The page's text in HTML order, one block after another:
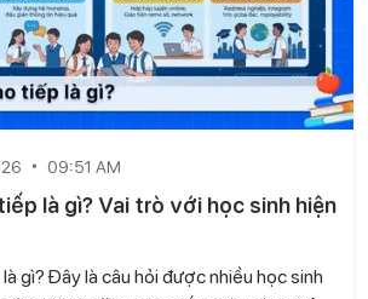
09:51 AM
là gì? Vai trò với học sinh hiện
gì? Đây là câu hỏi được nhiều học sinh